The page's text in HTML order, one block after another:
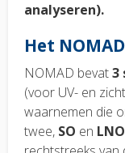
analyseren).
Het
NOMAD bevat3
(voor UV- en
waarnemen die
twee, SO en LNO